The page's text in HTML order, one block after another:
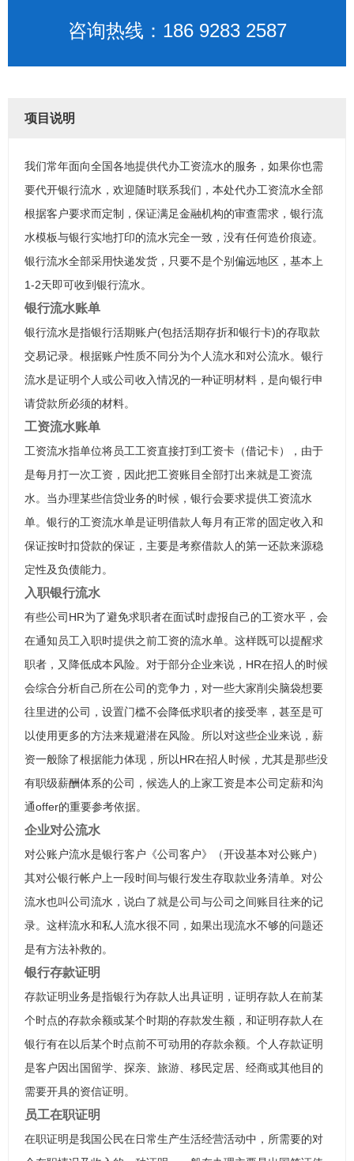
咨询热线：186 9283 2587
项目说明
我们常年面向全国各地提供代办工资流水的服务，如果你也需
要代开银行流水，欢迎随时联系我们，本处代办工资流水全部
根据客户要求而定制，保证满足金融机构的审查需求，银行流
水模板与银行实地打印的流水完全一致，没有任何造价痕迹。
银行流水全部采用快递发货，只要不是个别偏远地区，基本上
1-2天即可收到银行流水。
银行流水账单
银行流水是指银行活期账户(包括活期存折和银行卡)的存取款
交易记录。根据账户性质不同分为个人流水和对公流水。银行
流水是证明个人或公司收入情况的一种证明材料，是向银行申
请贷款所必须的材料。
工资流水账单
工资流水指单位将员工工资直接打到工资卡（借记卡），由于
是每月打一次工资，因此把工资账目全部打出来就是工资流
水。当办理某些信贷业务的时候，银行会要求提供工资流水
单。银行的工资流水单是证明借款人每月有正常的固定收入和
保证按时扣贷款的保证，主要是考察借款人的第一还款来源稳
定性及负债能力。
入职银行流水
有些公司HR为了避免求职者在面试时虚报自己的工资水平，会
在通知员工入职时提供之前工资的流水单。这样既可以提醒求
职者，又降低成本风险。对于部分企业来说，HR在招人的时候
会综合分析自己所在公司的竞争力，对一些大家削尖脑袋想要
往里进的公司，设置门槛不会降低求职者的接受率，甚至是可
以使用更多的方法来规避潜在风险。所以对这些企业来说，薪
资一般除了根据能力体现，所以HR在招人时候，尤其是那些没
有职级薪酬体系的公司，候选人的上家工资是本公司定薪和沟
通offer的重要参考依据。
企业对公流水
对公账户流水是银行客户《公司客户》（开设基本对公账户）
其对公银行帐户上一段时间与银行发生存取款业务清单。对公
流水也叫公司流水，说白了就是公司与公司之间账目往来的记
录。这样流水和私人流水很不同，如果出现流水不够的问题还
是有方法补救的。
银行存款证明
存款证明业务是指银行为存款人出具证明，证明存款人在前某
个时点的存款余额或某个时期的存款发生额，和证明存款人在
银行有在以后某个时点前不可动用的存款余额。个人存款证明
是客户因出国留学、探亲、旅游、移民定居、经商或其他目的
需要开具的资信证明。
员工在职证明
在职证明是我国公民在日常生产生活经营活动中，所需要的对